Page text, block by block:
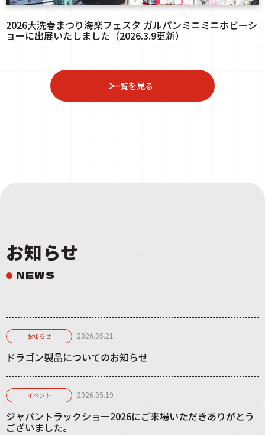
2026大洗春まつり海楽フェスタ ガルパンミニミニホビーシ
ョーに出展いたしました（2026.3.9更新）
一覧を見る
お知らせ
NEWS
お知らせ 2026.05.21
ドラゴン製品についてのお知らせ
イベント 2026.05.19
ジャパントラックショー2026にご来場いただきありがとう
ございました。